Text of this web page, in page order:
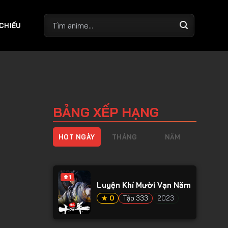
BẢNG XẾP HẠNG
HOT NGÀY THÁNG NĂM
#1
Luyện Khí Mười Vạn Năm
★ 0 Tập 333 2023